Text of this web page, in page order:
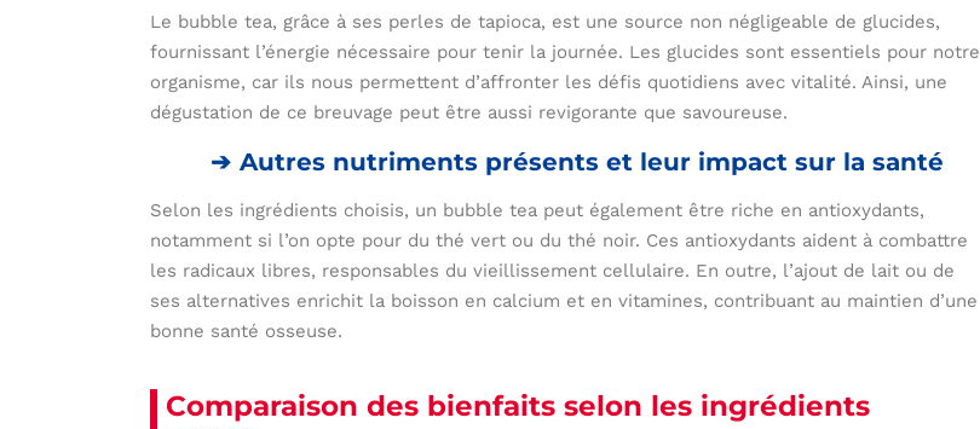
Le bubble tea, grâce à ses perles de tapioca, est une source non négligeable de glucides,
fournissant l’énergie nécessaire pour tenir la journée. Les glucides sont essentiels pour notre
organisme, car ils nous permettent d’affronter les défis quotidiens avec vitalité. Ainsi, une
dégustation de ce breuvage peut être aussi revigorante que savoureuse.
Autres nutriments présents et leur impact sur la santé
Selon les ingrédients choisis, un bubble tea peut également être riche en antioxydants,
notamment si l’on opte pour du thé vert ou du thé noir. Ces antioxydants aident à combattre
les radicaux libres, responsables du vieillissement cellulaire. En outre, l’ajout de lait ou de
ses alternatives enrichit la boisson en calcium et en vitamines, contribuant au maintien d’une
bonne santé osseuse.
Comparaison des bienfaits selon les ingrédients